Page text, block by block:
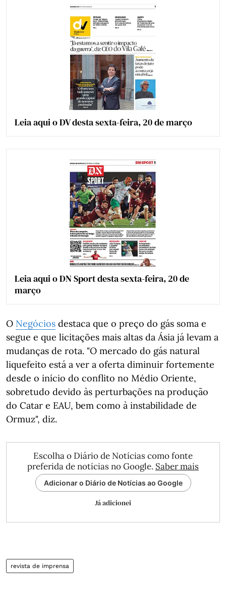
Leia aqui o DV desta sexta-feira, 20 de março
Leia aqui o DN Sport desta sexta-feira, 20 de
março
O Negócios destaca que o preço do gás soma e
segue e que licitações mais altas da Ásia já levam a
mudanças de rota. "O mercado do gás natural
liquefeito está a ver a oferta diminuir fortemente
desde o início do conflito no Médio Oriente,
sobretudo devido às perturbações na produção
do Catar e EAU, bem como à instabilidade de
Ormuz", diz.
Escolha o Diário de Notícias como fonte
preferida de notícias no Google. Saber mais
Adicionar o Diário de Notícias ao Google
Já adicionei
revista de imprensa